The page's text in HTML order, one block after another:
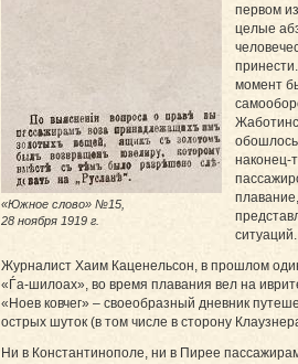
«Южное слово» №15,
28 ноября 1919 г.
первом
целые
момент
наконец-
ситуаций.
Журналист Хаим Каценельсон, в прошлом
«Ѓа-шилоах», во время плавания вел на
«Ноев ковчег» – своеобразный дневник
острых шуток (в том числе в сторону
Ни в Константинополе, ни в Пирее